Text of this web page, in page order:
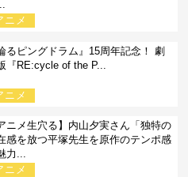
ニメ
輪るピングドラム』15周年記念！ 劇
『RE:cycle of the P...
ニメ
アニメ生穴る】内山夕実さん「独特の
感を放つ平塚先生を原作のテンポ感
力...
ニメ